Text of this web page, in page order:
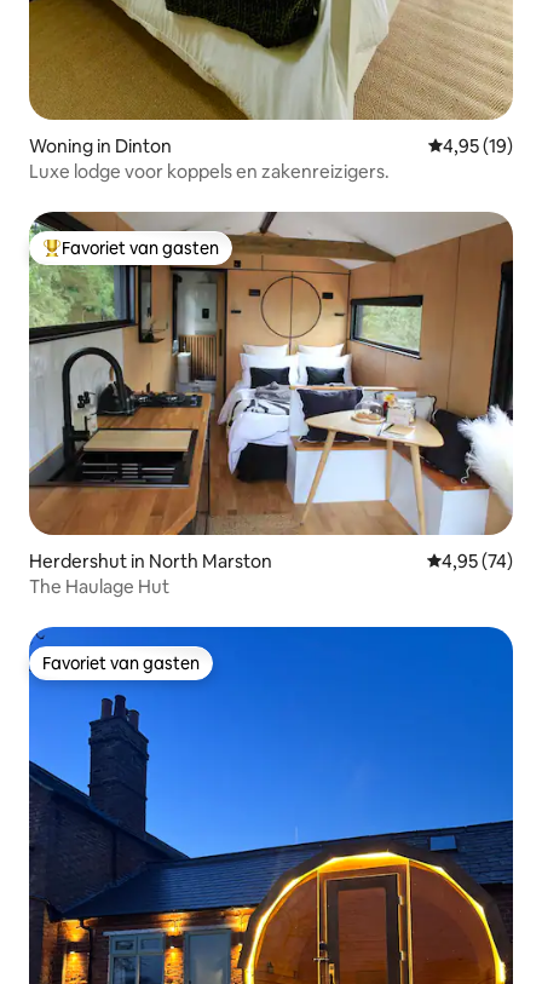
Woning in Dinton Gemiddelde
4,95 (19)
Luxe lodge voor koppels en zakenreizigers.
Topfavoriet van gasten
Favoriet van gasten
Herdershut in North Marston Gemiddelde
4,95 (74)
The Haulage Hut
Favoriet van gasten
Favoriet van gasten